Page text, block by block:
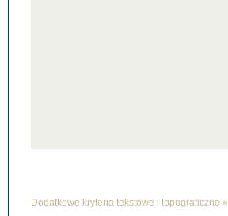
Dodatkowe kryteria tekstowe i topograficzne »